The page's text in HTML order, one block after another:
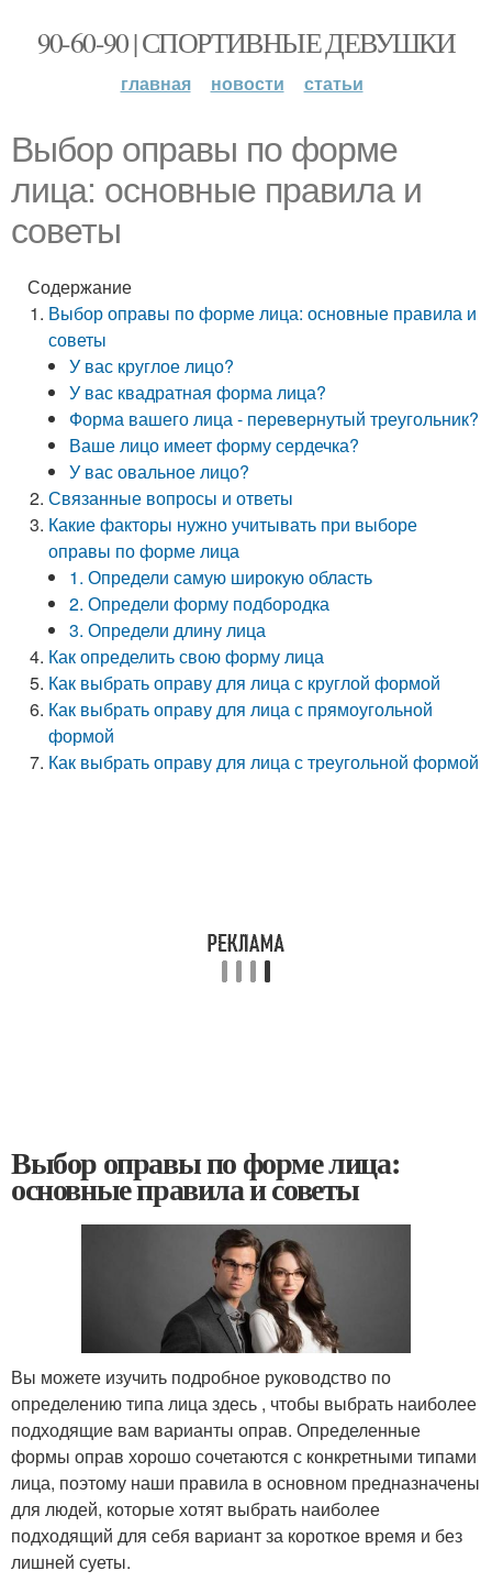
90-60-90 | СПОРТИВНЫЕ ДЕВУШКИ
главная новости статьи
Выбор оправы по форме
лица: основные правила и
советы
Содержание
Выбор оправы по форме лица: основные правила и
советы
У вас круглое лицо?
У вас квадратная форма лица?
Форма вашего лица - перевернутый треугольник?
Ваше лицо имеет форму сердечка?
У вас овальное лицо?
Связанные вопросы и ответы
Какие факторы нужно учитывать при выборе
оправы по форме лица
1. Определи самую широкую область
2. Определи форму подбородка
3. Определи длину лица
Как определить свою форму лица
Как выбрать оправу для лица с круглой формой
Как выбрать оправу для лица с прямоугольной
формой
Как выбрать оправу для лица с треугольной формой
Выбор оправы по форме лица:
основные правила и советы
Вы можете изучить подробное руководство по
определению типа лица здесь , чтобы выбрать наиболее
подходящие вам варианты оправ. Определенные
формы оправ хорошо сочетаются с конкретными типами
лица, поэтому наши правила в основном предназначены
для людей, которые хотят выбрать наиболее
подходящий для себя вариант за короткое время и без
лишней суеты.